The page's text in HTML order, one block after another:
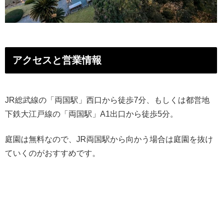
アクセスと営業情報
JR総武線の「両国駅」西口から徒歩7分、もしくは都営地
下鉄大江戸線の「両国駅」A1出口から徒歩5分。
庭園は無料なので、JR両国駅から向かう場合は庭園を抜け
ていくのがおすすめです。